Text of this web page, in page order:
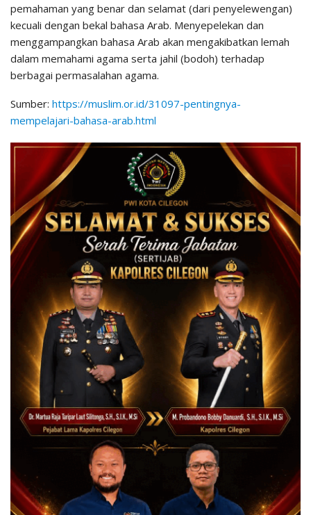
pemahaman yang benar dan selamat (dari penyelewengan)
kecuali dengan bekal bahasa Arab. Menyepelekan dan
menggampangkan bahasa Arab akan mengakibatkan lemah
dalam memahami agama serta jahil (bodoh) terhadap
berbagai permasalahan agama.
Sumber: https://muslim.or.id/31097-pentingnya-
mempelajari-bahasa-arab.html